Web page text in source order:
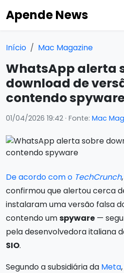
Apende News
Início Mac Magazine
WhatsApp alerta
download de
contendo
01/04/2026 19:42 · Fonte: Mac
De acordo com o TechCrunch
confirmou que alertou cerca
instalaram uma versão falsa
contendo umspyware —
pela desenvolvedora italiana
SIO.
Segundo a subsidiária da Meta